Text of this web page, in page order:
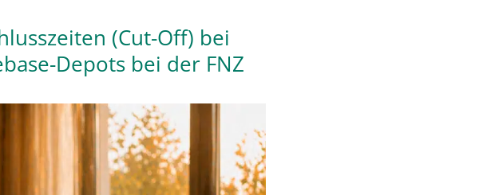
(Cut-Off) bei
Depots bei der FNZ